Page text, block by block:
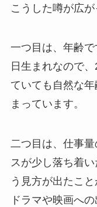
こうした噂が広
一つ目は、年齢
日生まれなので
ていても自然な
まっています。
二つ目は、仕事
スが少し落ち着
う見方が出たこ
ドラマや映画へ